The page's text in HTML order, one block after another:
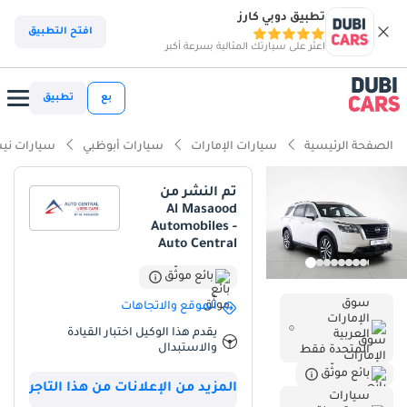
تطبيق دوبي كارز
اعثر على سيارتك المثالية بسرعة أكبر
افتح التطبيق
بع تطبيق
الصفحة الرئيسية سيارات الإمارات سيارات أبوظبي سيارات
سوق
الإمارات
العربية
المتحدة فقط
بائع موثّق
سيارات
تم النشر من
Al Masaood
Automobiles -
Auto Central
بائع موثّق
الموقع والاتجاهات
يقدم هذا الوكيل اختبار القيادة
والاستبدال
المزيد من الإعلانات من هذا التاجر
ذكاء دوبي كارز
ذكاء دوبيكارز
أحدث معايير أنظمة مساعدة السائق المتقدمة (ADAS)
تصنيف السلامة 5 نجوم من NCAP
أقل معدل استهلاك في فئته
تُمثل سيارة نيسان باثفايندر 2024 هذه فرصة نادرة لاقتناء سيارة بحالة
ممتازة، وكأنها جديدة تمامًا، حيث لم تقطع سوى مسافة التسليم.
بالنسبة للمشترين في دول مجلس التعاون الخليجي، يُعد اللون الأبيض
الخارجي معيارًا ذهبيًا لقيمة إعادة البيع وكفاءة التبريد خلال أشهر الصيف